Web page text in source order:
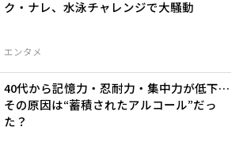
エンタメ
ク・ナレ、水泳チャレンジで大騒動
40代から記憶力・忍耐力・集中力が低下…
その原因は“蓄積されたアルコール”だっ
た？